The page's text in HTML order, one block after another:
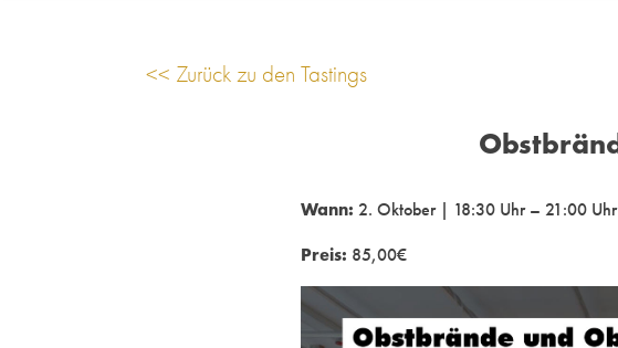
<< Zurück zu den Tastings
Wann: 2. Oktober | 18:30 Uhr – 21:00 Uhr
Preis: 85,00€